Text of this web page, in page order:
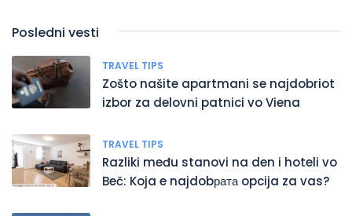
Posledni vesti
TRAVEL TIPS
Zošto našite apartmani se najdobriot
izbor za delovni patnici vo Viena
TRAVEL TIPS
Razliki među stanovi na den i hoteli vo
Beč: Koja e najdobрата opcija za vas?